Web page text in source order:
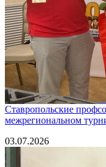
Ставропольские
межрегиональном
03.07.2026